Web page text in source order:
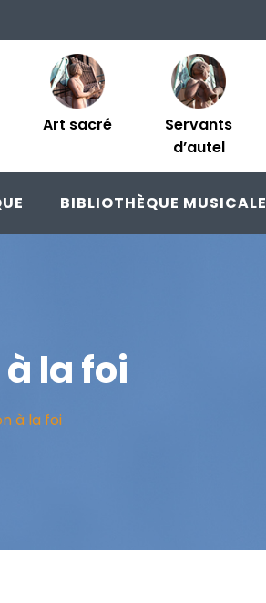
Art sacré
Servants
d’autel
BIBLIOTHÈQUE MUSICALE
la foi
à la foi